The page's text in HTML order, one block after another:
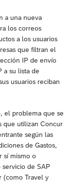
a una nueva
los correos
a los usuarios
que filtran el
IP de envío
a su lista de
usuarios reciban
el problema que se
que utilizan Concur
según las
de Gastos,
sí mismo o
de SAP
(como Travel y